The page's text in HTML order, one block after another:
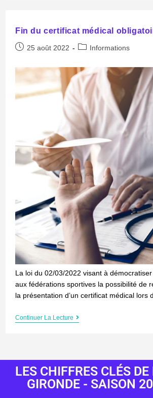
Fin du certificat médical
25 août 2022 Informations
La loi du 02/03/2022 visant à
aux fédérations sportives la possibilité de
la présentation d’un certificat médical lors
Continuer La Lecture
LES CHIFFRES CLÉS
GIRONDE - SAISON